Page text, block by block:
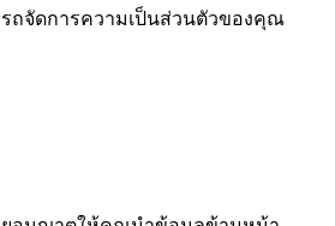
ถจัดการความเป็นส่วนตัวของคุณ